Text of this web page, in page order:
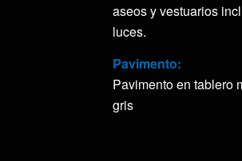
aseos y vestuarios
luces.
Pavimento:
Pavimento en tablero
gris